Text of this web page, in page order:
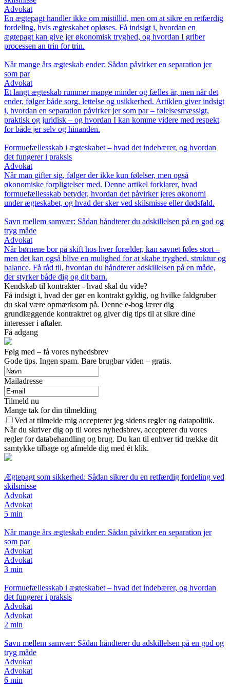
Advokat
En ægtepagt handler ikke om mistillid, men om at sikre en retfærdig
fordeling, hvis ægteskabet opløses. Få indsigt i, hvordan en
ægtepagt kan give jer økonomisk tryghed, og hvordan I griber
processen an trin for trin.
Når mange års ægteskab ender: Sådan påvirker en separation jer
som par
Advokat
Et langt ægteskab rummer mange minder og fælles år, men når det
ender, følger både sorg, lettelse og usikkerhed. Artiklen giver indsigt
i, hvordan en separation påvirker jer som par – følelsesmæssigt,
praktisk og juridisk – og hvordan I kan komme videre med respekt
for både jer selv og hinanden.
Formuefællesskab i ægteskabet – hvad det indebærer, og hvordan
det fungerer i praksis
Advokat
Når man gifter sig, følger der ikke kun følelser, men også
økonomiske forpligtelser med. Denne artikel forklarer, hvad
formuefællesskab betyder, hvordan det påvirker jeres økonomi
under ægteskabet, og hvad der sker ved skilsmisse eller dødsfald.
Savn mellem samvær: Sådan håndterer du adskillelsen på en god og
tryg måde
Advokat
Når børnene bor på skift hos hver forælder, kan savnet føles stort –
men det kan også blive en mulighed for at skabe tryghed, struktur og
balance. Få råd til, hvordan du håndterer adskillelsen på en måde,
der styrker både dig og dit barn.
Kendskab til kontrakter - hvad skal du vide?
Få indsigt i, hvad der gør en kontrakt gyldig, og hvilke faldgruber
du skal være opmærksom på. Denne e-bog lærer dig
grundlæggende kontraktret og giver dig tips til at sikre dine
interesser i aftaler.
Få adgang
Følg med – få vores nyhedsbrev
Gode tips. Ingen spam. Bare brugbar viden – gratis.
Mailadresse
Tilmeld nu
Mange tak for din tilmelding
Ved at tilmelde mig accepterer jeg sidens regler og datapolitik.
Når du skriver dig op til vores nyhedsbrev, accepterer du vores
regler for databehandling og brug. Du kan til enhver tid trække dit
samtykke tilbage og afmelde dig med ét klik.
Ægtepagt som sikkerhed: Sådan sikrer du en retfærdig fordeling ved
skilsmisse
Advokat
Advokat
5 min
Når mange års ægteskab ender: Sådan påvirker en separation jer
som par
Advokat
Advokat
3 min
Formuefællesskab i ægteskabet – hvad det indebærer, og hvordan
det fungerer i praksis
Advokat
Advokat
2 min
Savn mellem samvær: Sådan håndterer du adskillelsen på en god og
tryg måde
Advokat
Advokat
6 min